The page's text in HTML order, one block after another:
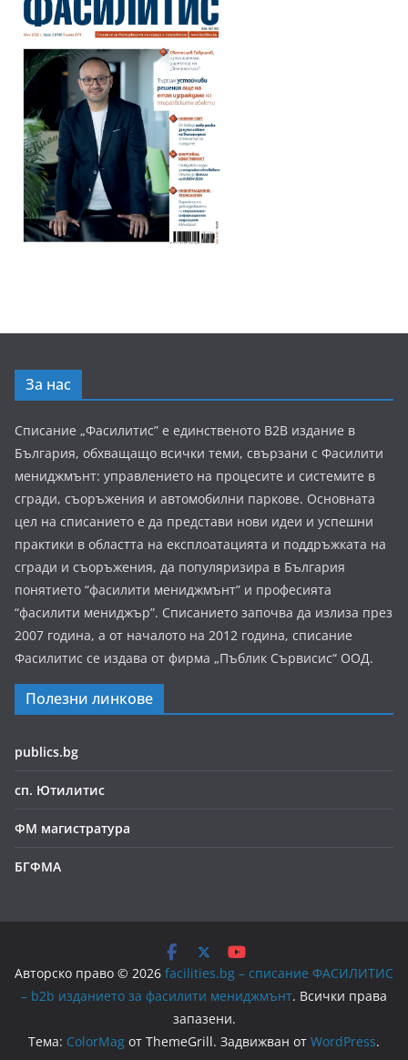
За нас
Списание „Фасилитис” е единственото B2B издание в
България, обхващащо всички теми, свързани с Фасилити
мениджмънт: управлението на процесите и системите в
сгради, съоръжения и автомобилни паркове. Основната
цел на списанието е да представи нови идеи и успешни
практики в областта на експлоатацията и поддръжката на
сгради и съоръжения, да популяризира в България
понятието “фасилити мениджмънт” и професията
“фасилити мениджър”. Списанието започва да излиза през
2007 година, а от началото на 2012 година, списание
Фасилитис се издава от фирма „Пъблик Сървисис“ ООД.
Полезни линкове
publics.bg
сп. Ютилитис
ФМ магистратура
БГФМА
Авторско право © 2026 facilities.bg – списание ФАСИЛИТИС
– b2b изданието за фасилити мениджмънт. Всички права
запазени.
Тема: ColorMag от ThemeGrill. Задвижван от WordPress.